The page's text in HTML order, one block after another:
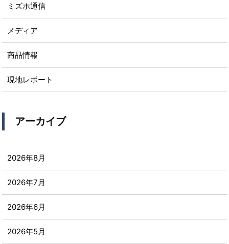
ミズホ通信
メディア
商品情報
現地レポート
アーカイブ
2026年8月
2026年7月
2026年6月
2026年5月